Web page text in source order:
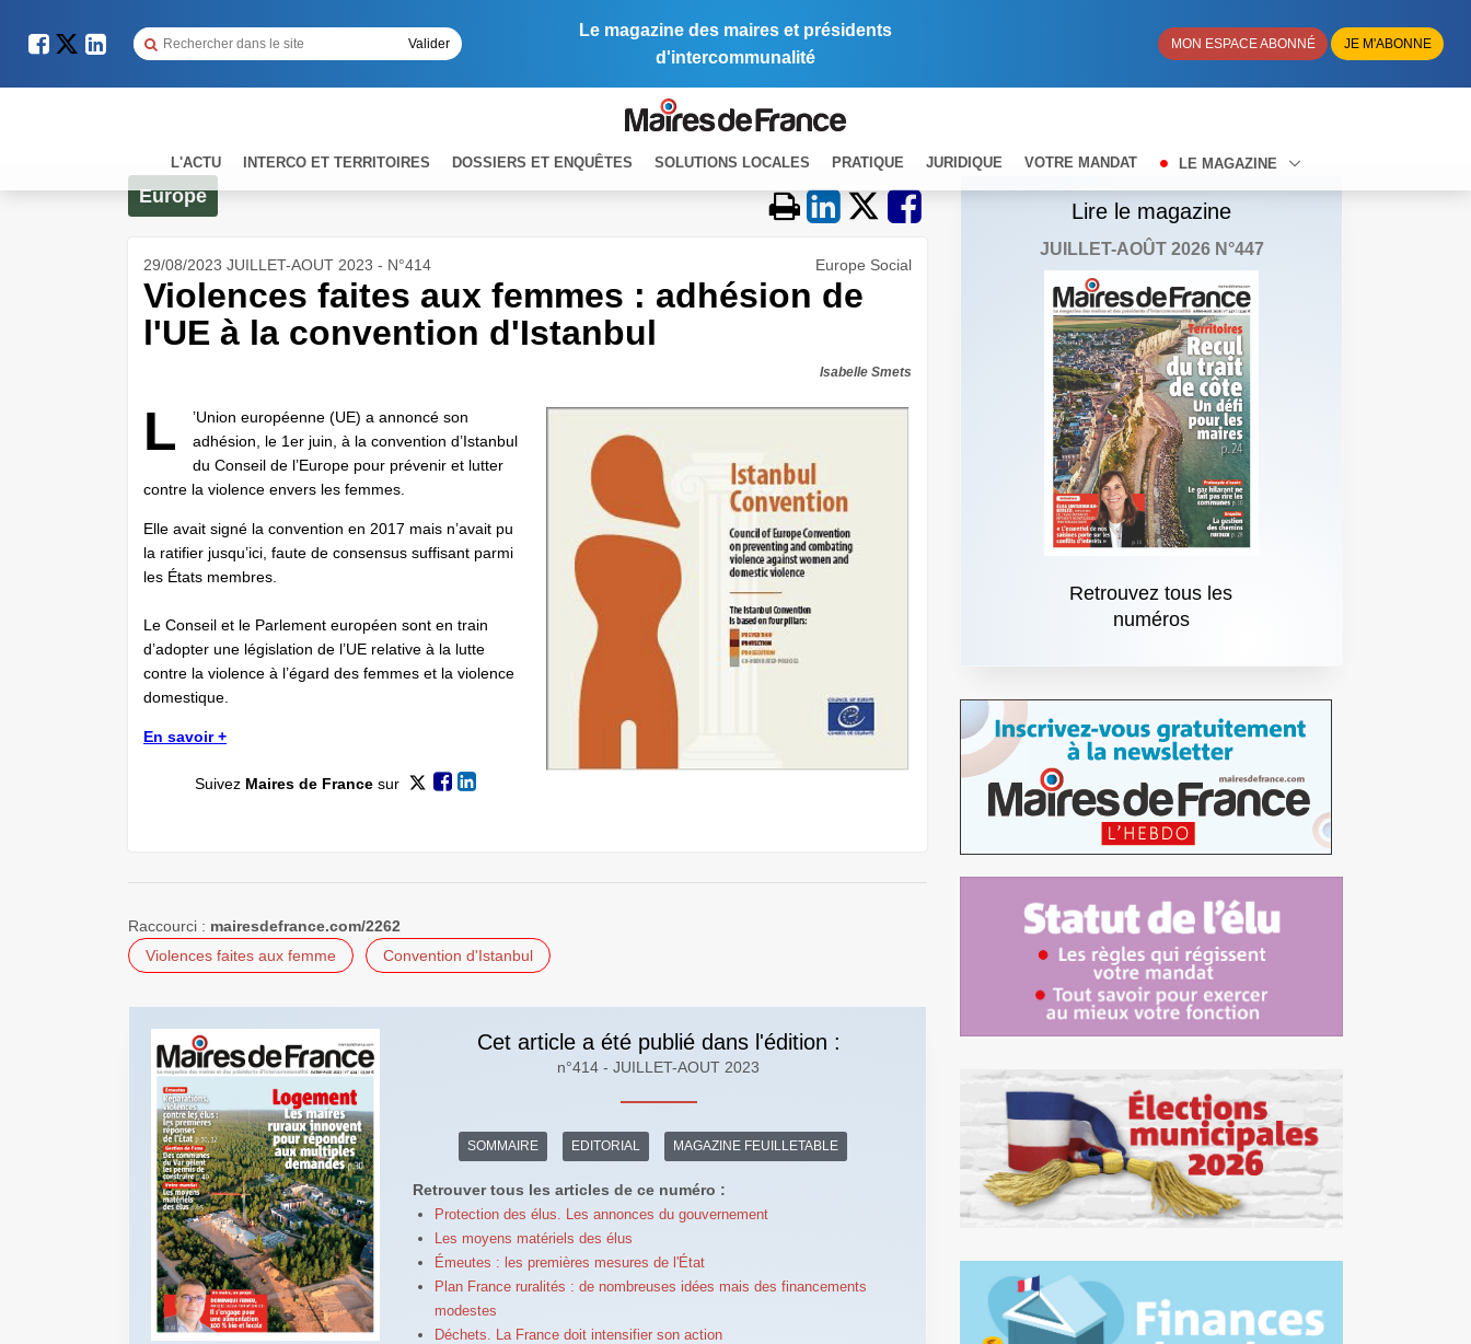
Le magazine des maires et présidents
d'intercommunalité
MON ESPACE ABONNÉ JE M'ABONNE
L'ACTU INTERCO ET TERRITOIRES DOSSIERS ET ENQUÊTES SOLUTIONS LOCALES PRATIQUE JURIDIQUE VOTRE MANDAT LE MAGAZINE
Europe
29/08/2023 JUILLET-AOUT 2023 - N°414 Europe Social
Violences faites aux femmes : adhésion de
l'UE à la convention d'Istanbul
Isabelle Smets
L
’Union européenne (UE) a annoncé son
adhésion, le 1er juin, à la convention d’Istanbul
du Conseil de l’Europe pour prévenir et lutter
contre la violence envers les femmes.
Elle avait signé la convention en 2017 mais n’avait pu
la ratifier jusqu’ici, faute de consensus ­suffisant parmi
les États membres.
Le Conseil et le Parlement européen sont en train
d’adopter une législation de l’UE relative à la lutte
contre la violence à l’égard des femmes et la ­violence
domestique.
En savoir +
Suivez Maires de France sur
Raccourci : mairesdefrance.com/2262
Violences faites aux femme
Convention d'Istanbul
Cet article a été publié dans l'édition :
n°414 - JUILLET-AOUT 2023
SOMMAIRE EDITORIAL MAGAZINE FEUILLETABLE
Retrouver tous les articles de ce numéro :
Protection des élus. Les annonces du gouvernement
Les moyens matériels des élus
Émeutes : les premières mesures de l'État
Plan France ruralités : de nombreuses idées mais des financements
modestes
Déchets. La France doit intensifier son action
Lire le magazine
JUILLET-AOÛT 2026 N°447
Retrouvez tous les
numéros